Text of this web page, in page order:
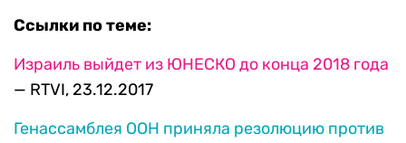
Ссылки по теме:
Израиль выйдет из ЮНЕСКО до конца 2018 года
— RTVI, 23.12.2017
Генассамблея ООН приняла резолюцию против